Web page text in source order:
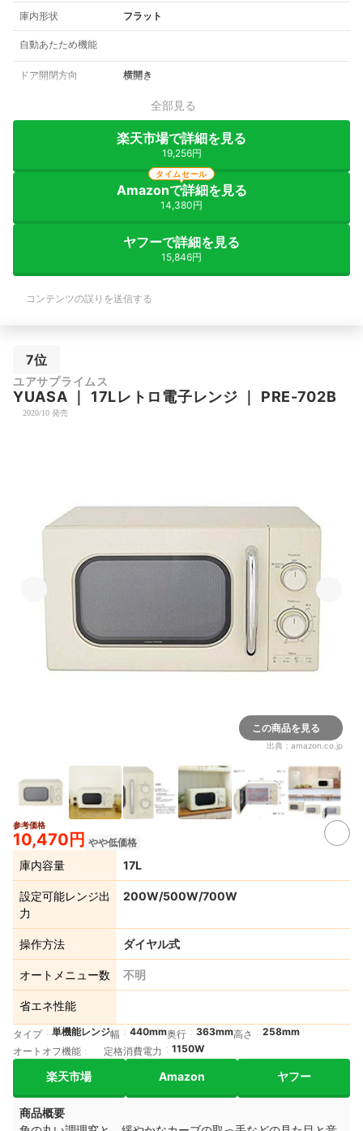
庫内形状 フラット
自動あたため機能
ドア開閉方向 横開き
全部見る
楽天市場で詳細を見る
19,256円
Amazonで詳細を見る
14,380円
タイムセール
ヤフーで詳細を見る
15,846円
コンテンツの誤りを送信する
7位
ユアサプライムス
YUASA ｜ 17Lレトロ電子レンジ ｜ PRE-702B
2020/10 発売
この商品を見る
出典： amazon.co.jp
参考価格
10,470円 やや低価格
庫内容量 17L
設定可能レンジ出
力
200W/500W/700W
操作方法 ダイヤル式
オートメニュー数 不明
省エネ性能
タイプ 単機能レンジ幅 440mm奥行 363mm高さ
258mm
オートオフ機能
定格消費電力 1150W
楽天市場 Amazon ヤフー
商品概要